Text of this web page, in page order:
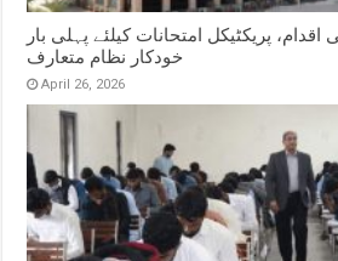
اقدام، پریکٹیکل امتحانات کیلئے پہلی بار
خودکار نظام متعارف
April 26, 2026